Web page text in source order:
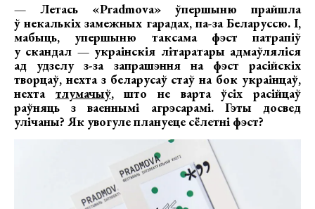
— Летась «Pradmova» ўпершыню прайшла
ў некалькіх замежных гарадах, па-за Беларуссю. І,
мабыць, упершыню таксама фэст патрапіў
у скандал — украінскія літаратары адмаўляліся
ад удзелу з-за запрашэння на фэст расійскіх
творцаў, нехта з беларусаў стаў на бок украінцаў,
нехта тлумачыў, што не варта ўсіх расійцаў
раўняць з ваеннымі агрэсарамі. Гэты досвед
улічаны? Як увогуле плануеце сёлетні фэст?